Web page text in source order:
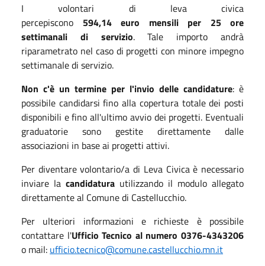
I volontari di leva civica
percepiscono 594,14 euro mensili per 25 ore
settimanali di servizio. Tale importo andrà
riparametrato nel caso di progetti con minore impegno
settimanale di servizio.
Non c'è un termine per l'invio delle candidature: è
possibile candidarsi fino alla copertura totale dei posti
disponibili e fino all'ultimo avvio dei progetti. Eventuali
graduatorie sono gestite direttamente dalle
associazioni in base ai progetti attivi.
Per diventare volontario/a di Leva Civica è necessario
inviare la candidatura utilizzando il modulo allegato
direttamente al Comune di Castellucchio.
Per ulteriori informazioni e richieste è possibile
contattare l'Ufficio Tecnico al numero 0376-4343206
o mail: ufficio.tecnico@comune.castellucchio.mn.it